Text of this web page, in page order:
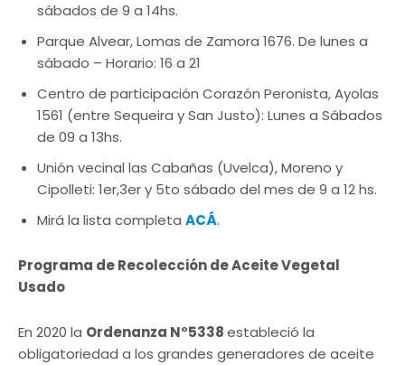
sábados de 9 a 14hs.
Parque Alvear, Lomas de Zamora 1676. De lunes a
sábado – Horario: 16 a 21
Centro de participación Corazón Peronista, Ayolas
1561 (entre Sequeira y San Justo): Lunes a Sábados
de 09 a 13hs.
Unión vecinal las Cabañas (Uvelca), Moreno y
Cipolleti: 1er,3er y 5to sábado del mes de 9 a 12 hs.
Mirá la lista completa ACÁ.
Programa de Recolección de Aceite Vegetal
Usado
En 2020 la Ordenanza N°5338estableció la
obligatoriedad a los grandes generadores de aceite